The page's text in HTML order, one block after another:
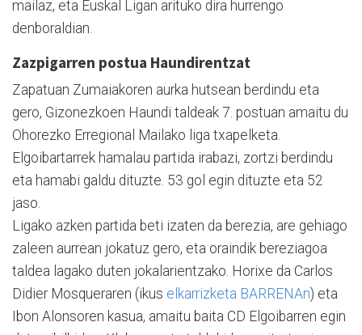
mailaz, eta Euskal Ligan arituko dira hurrengo
denboraldian.
Zazpigarren postua Haundirentzat
Zapatuan Zumaiakoren aurka hutsean berdindu eta
gero, Gizonezkoen Haundi taldeak 7. postuan amaitu du
Ohorezko Erregional Mailako liga txapelketa.
Elgoibartarrek hamalau partida irabazi, zortzi berdindu
eta hamabi galdu dituzte. 53 gol egin dituzte eta 52
jaso.
Ligako azken partida beti izaten da berezia, are gehiago
zaleen aurrean jokatuz gero, eta oraindik bereziagoa
taldea lagako duten jokalarientzako. Horixe da Carlos
Didier Mosqueraren (ikus elkarrizketa BARRENAn) eta
Ibon Alonsoren kasua, amaitu baita CD Elgoibarren egin